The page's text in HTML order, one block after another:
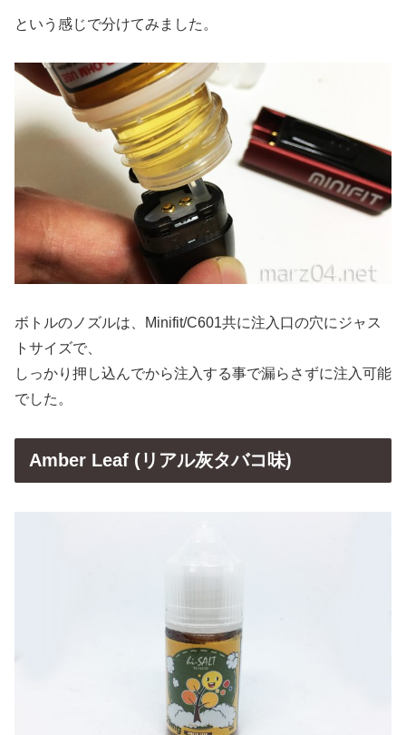
という感じで分けてみました。
ボトルのノズルは、Minifit/C601共に注入口の穴にジャス
トサイズで、
しっかり押し込んでから注入する事で漏らさずに注入可能
でした。
Amber Leaf (リアル灰タバコ味)